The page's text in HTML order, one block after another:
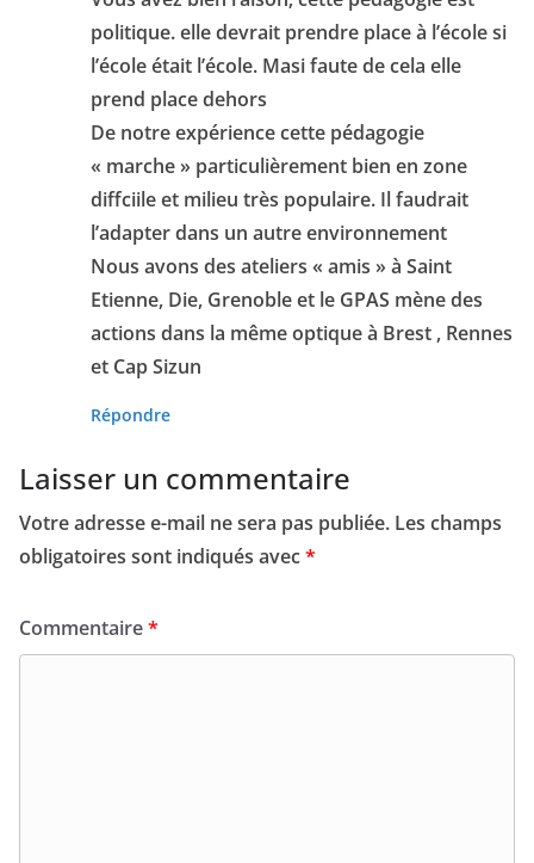
politique. elle devrait prendre place à l’école si
l’école était l’école. Masi faute de cela elle
prend place dehors
De notre expérience cette pédagogie
« marche » particulièrement bien en zone
diffciile et milieu très populaire. Il faudrait
l’adapter dans un autre environnement
Nous avons des ateliers « amis » à Saint
Etienne, Die, Grenoble et le GPAS mène des
actions dans la même optique à Brest , Rennes
et Cap Sizun
Répondre
Laisser un commentaire
Votre adresse e-mail ne sera pas publiée. Les champs
obligatoires sont indiqués avec*
Commentaire*